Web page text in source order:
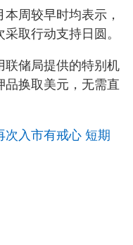
周较早时均表示，
取行动支持日圆。
联储局提供的特别机
品换取美元，无需直
次入市有戒心 短期